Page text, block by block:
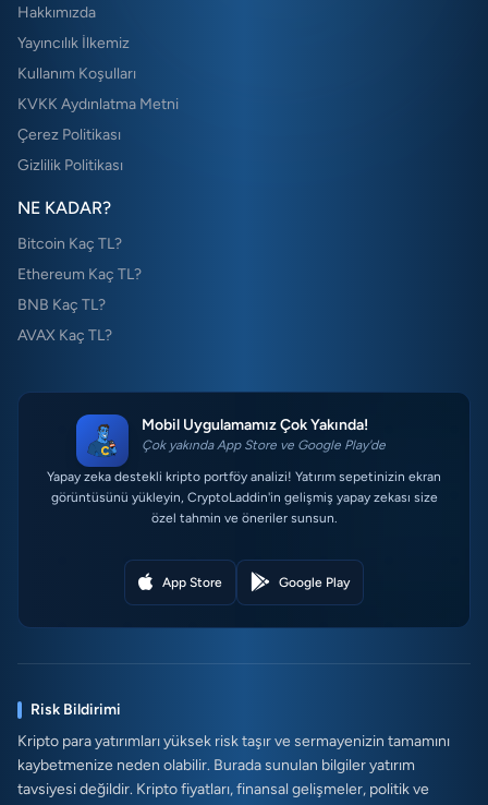
Hakkımızda
Yayıncılık İlkemiz
Kullanım Koşulları
KVKK Aydınlatma Metni
Çerez Politikası
Gizlilik Politikası
NE KADAR?
Bitcoin Kaç TL?
Ethereum Kaç TL?
BNB Kaç TL?
AVAX Kaç TL?
Mobil Uygulamamız Çok Yakında!
Çok yakında App Store ve Google Play'de
Yapay zeka destekli kripto portföy analizi! Yatırım sepetinizin ekran
görüntüsünü yükleyin, CryptoLaddin'in gelişmiş yapay zekası size
özel tahmin ve öneriler sunsun.
App Store Google Play
Risk Bildirimi
Kripto para yatırımları yüksek risk taşır ve sermayenizin tamamını
kaybetmenize neden olabilir. Burada sunulan bilgiler yatırım
tavsiyesi değildir. Kripto fiyatları, finansal gelişmeler, politik ve